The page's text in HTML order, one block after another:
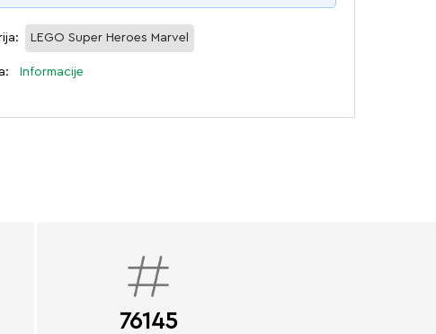
LEGO Super Heroes Marvel
Informacije
76145